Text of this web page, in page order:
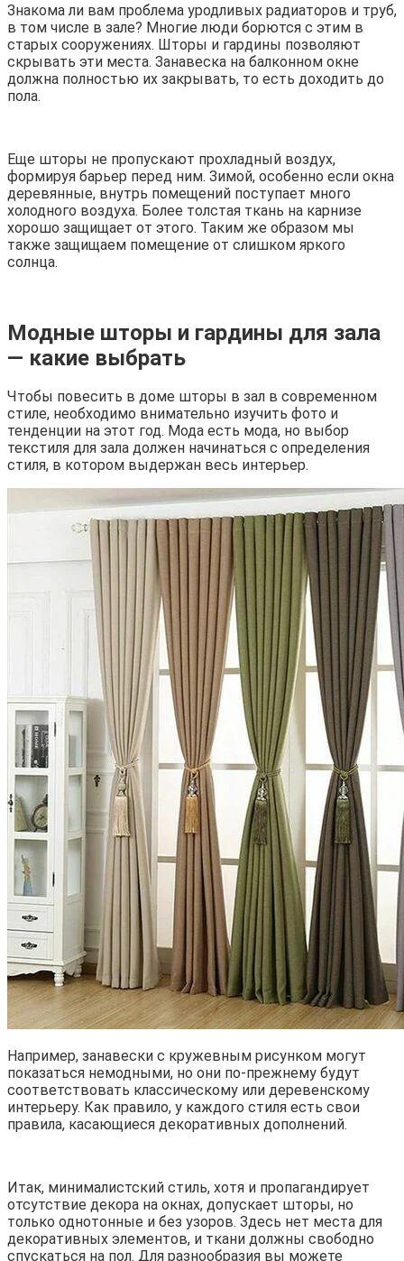
Знакома ли вам проблема уродливых радиаторов и труб,
в том числе в зале? Многие люди борются с этим в
старых сооружениях. Шторы и гардины позволяют
скрывать эти места. Занавеска на балконном окне
должна полностью их закрывать, то есть доходить до
пола.
Еще шторы не пропускают прохладный воздух,
формируя барьер перед ним. Зимой, особенно если окна
деревянные, внутрь помещений поступает много
холодного воздуха. Более толстая ткань на карнизе
хорошо защищает от этого. Таким же образом мы
также защищаем помещение от слишком яркого
солнца.
Модные шторы и гардины для зала
— какие выбрать
Чтобы повесить в доме шторы в зал в современном
стиле, необходимо внимательно изучить фото и
тенденции на этот год. Мода есть мода, но выбор
текстиля для зала должен начинаться с определения
стиля, в котором выдержан весь интерьер.
Например, занавески с кружевным рисунком могут
показаться немодными, но они по-прежнему будут
соответствовать классическому или деревенскому
интерьеру. Как правило, у каждого стиля есть свои
правила, касающиеся декоративных дополнений.
Итак, минималистский стиль, хотя и пропагандирует
отсутствие декора на окнах, допускает шторы, но
только однотонные и без узоров. Здесь нет места для
декоративных элементов, и ткани должны свободно
спускаться на пол. Для разнообразия вы можете